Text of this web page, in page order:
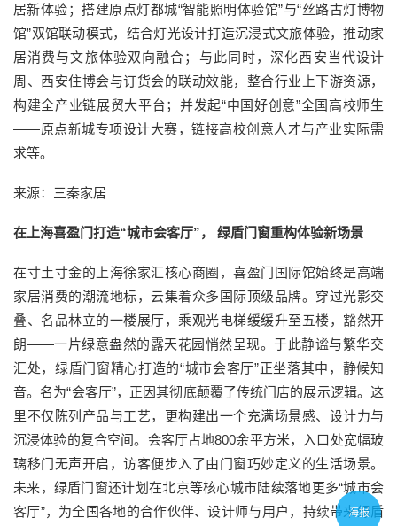
居新体验；搭建原点灯都城“智能照明体验馆”与“丝路古灯博物
馆”双馆联动模式，结合灯光设计打造沉浸式文旅体验，推动家
居消费与文旅体验双向融合；与此同时，深化西安当代设计
周、西安住博会与订货会的联动效能，整合行业上下游资源，
构建全产业链展贸大平台；并发起“中国好创意”全国高校师生
——原点新城专项设计大赛，链接高校创意人才与产业实际需
求等。
来源：三秦家居
在上海喜盈门打造“城市会客厅”， 绿盾门窗重构体验新场景
在寸土寸金的上海徐家汇核心商圈，喜盈门国际馆始终是高端
家居消费的潮流地标，云集着众多国际顶级品牌。穿过光影交
叠、名品林立的一楼展厅，乘观光电梯缓缓升至五楼，豁然开
朗——一片绿意盎然的露天花园悄然呈现。于此静谧与繁华交
汇处，绿盾门窗精心打造的“城市会客厅”正坐落其中，静候知
音。名为“会客厅”，正因其彻底颠覆了传统门店的展示逻辑。这
里不仅陈列产品与工艺，更构建出一个充满场景感、设计力与
沉浸体验的复合空间。会客厅占地800余平方米，入口处宽幅玻
璃移门无声开启，访客便步入了由门窗巧妙定义的生活场景。
未来，绿盾门窗还计划在北京等核心城市陆续落地更多“城市会
客厅”，为全国各地的合作伙伴、设计师与用户，持续带来绿盾
海报